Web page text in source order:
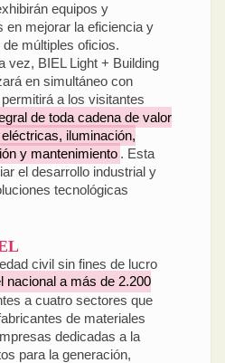
equipos y
en mejorar la eficiencia y
múltiples oficios.
vez, BIEL Light + Building
en simultáneo con
a los visitantes
de toda cadena de valor
iluminación,
y mantenimiento . Esta
el desarrollo industrial y
tecnológicas
civil sin fines de lucro
nacional a más de 2.200
a cuatro sectores que
de materiales
dedicadas a la
para la generación,